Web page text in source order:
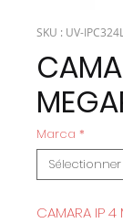
SKU : UV-
Marca *
CAMARA IP 4